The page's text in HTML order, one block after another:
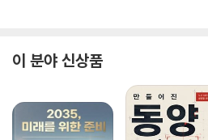
이 분야 신상품